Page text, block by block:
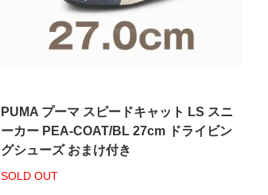
PUMA プーマ スピードキャット LS スニ
ーカー PEA-COAT/BL 27cm ドライビン
グシューズ おまけ付き
SOLD OUT